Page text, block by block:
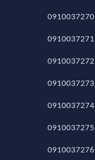
0910037270
0910037271
0910037272
0910037273
0910037274
0910037275
0910037276